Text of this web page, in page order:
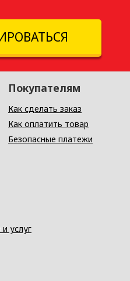
Покупателям
Как сделать заказ
Как оплатить товар
Безопасные платежи
услуг